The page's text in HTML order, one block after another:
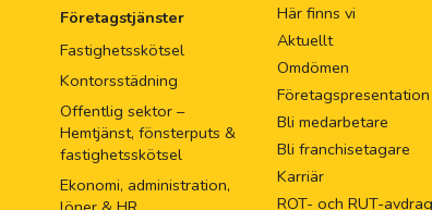
Företagstjänster
Fastighetsskötsel
Kontorsstädning
Offentlig sektor –
Hemtjänst, fönsterputs &
fastighetsskötsel
Ekonomi, administration,
Här finns vi
Aktuellt
Omdömen
Företagspresentation
Bli medarbetare
Bli franchisetagare
Karriär
ROT- och RUT-avdrag